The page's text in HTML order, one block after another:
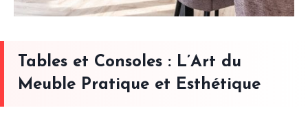
Tables et Consoles : L’Art du
Meuble Pratique et Esthétique